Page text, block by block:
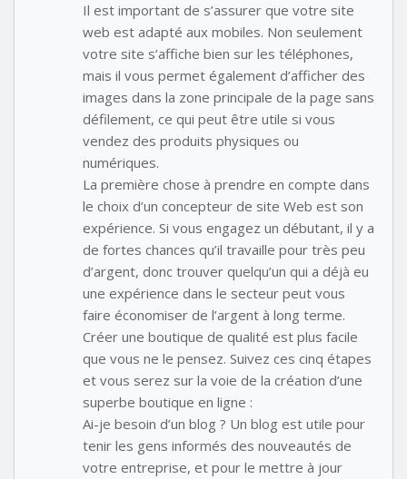
Il est important de s’assurer que votre site
web est adapté aux mobiles. Non seulement
votre site s’affiche bien sur les téléphones,
mais il vous permet également d’afficher des
images dans la zone principale de la page sans
défilement, ce qui peut être utile si vous
vendez des produits physiques ou
numériques.
La première chose à prendre en compte dans
le choix d’un concepteur de site Web est son
expérience. Si vous engagez un débutant, il y a
de fortes chances qu’il travaille pour très peu
d’argent, donc trouver quelqu’un qui a déjà eu
une expérience dans le secteur peut vous
faire économiser de l’argent à long terme.
Créer une boutique de qualité est plus facile
que vous ne le pensez. Suivez ces cinq étapes
et vous serez sur la voie de la création d’une
superbe boutique en ligne :
Ai-je besoin d’un blog ? Un blog est utile pour
tenir les gens informés des nouveautés de
votre entreprise, et pour le mettre à jour